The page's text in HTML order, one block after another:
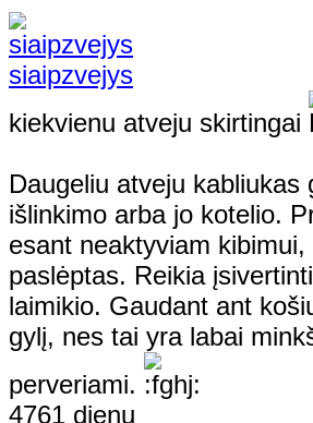
siaipzvejys
kiekvienu atveju skirtingai
Daugeliu atveju
išlinkimo arba jo kotelio.
esant neaktyviam
paslėptas. Reikia
laimikio. Gaudant ant
gylį, nes tai yra labai
perveriami.
4761 dienų